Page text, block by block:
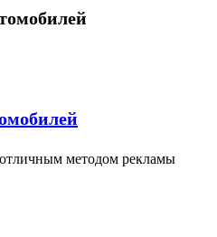
методом рекламы